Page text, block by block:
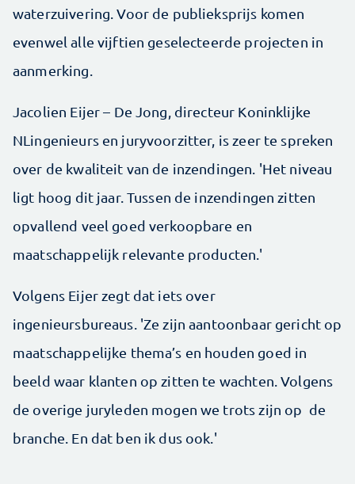
waterzuivering. Voor de publieksprijs komen
evenwel alle vijftien geselecteerde projecten in
aanmerking.
Jacolien Eijer – De Jong, directeur Koninklijke
NLingenieurs en juryvoorzitter, is zeer te spreken
over de kwaliteit van de inzendingen. 'Het niveau
ligt hoog dit jaar. Tussen de inzendingen zitten
opvallend veel goed verkoopbare en
maatschappelijk relevante producten.'
Volgens Eijer zegt dat iets over
ingenieursbureaus. 'Ze zijn aantoonbaar gericht op
maatschappelijke thema’s en houden goed in
beeld waar klanten op zitten te wachten. Volgens
de overige juryleden mogen we trots zijn op de
branche. En dat ben ik dus ook.'